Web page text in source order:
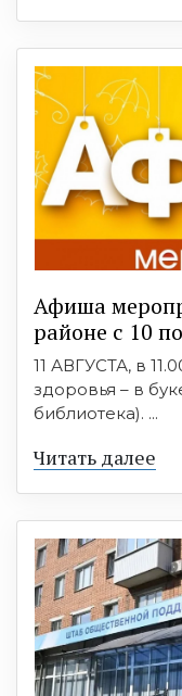
Афиша
районе с 10
11 АВГУСТА, в
здоровья – в
библиотека). ...
Читать далее